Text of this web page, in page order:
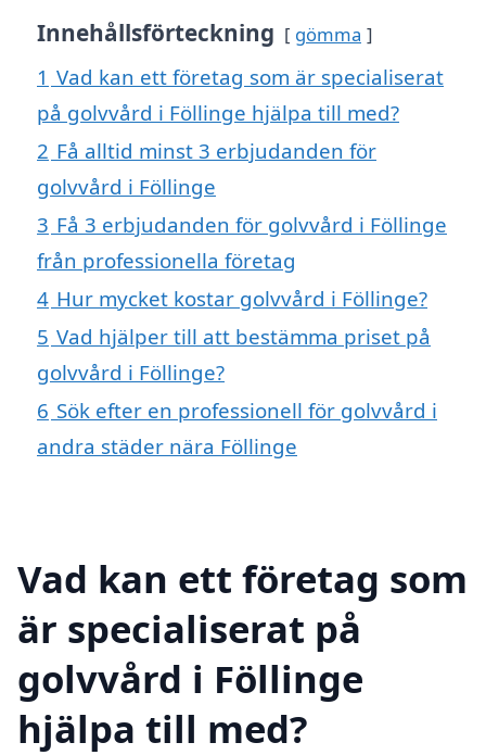
Innehållsförteckning gömma
1 Vad kan ett företag som är specialiserat
på golvvård i Föllinge hjälpa till med?
2 Få alltid minst 3 erbjudanden för
golvvård i Föllinge
3 Få 3 erbjudanden för golvvård i Föllinge
från professionella företag
4 Hur mycket kostar golvvård i Föllinge?
5 Vad hjälper till att bestämma priset på
golvvård i Föllinge?
6 Sök efter en professionell för golvvård i
andra städer nära Föllinge
Vad kan ett företag som
är specialiserat på
golvvård i Föllinge
hjälpa till med?